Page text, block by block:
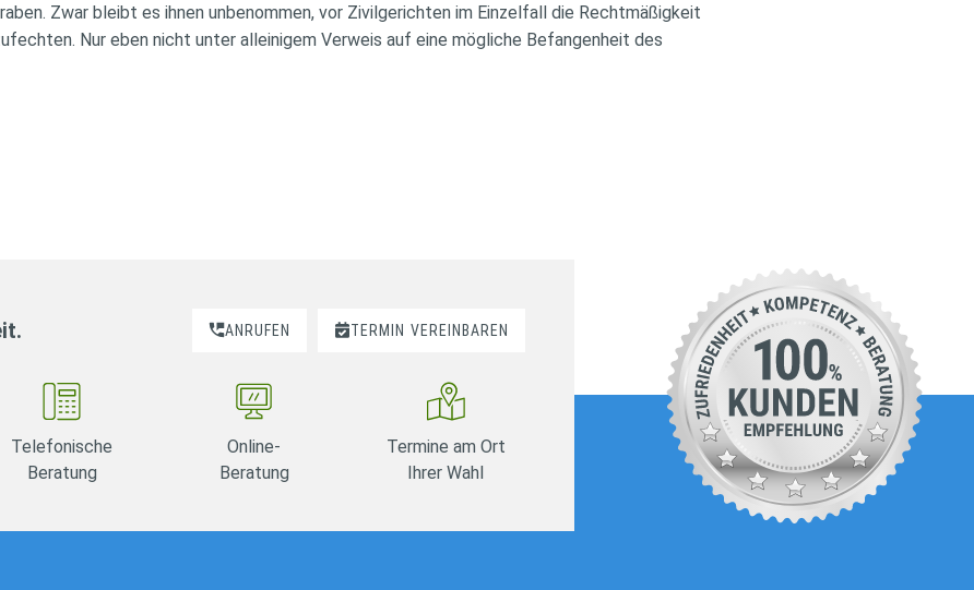
Zwar bleibt es ihnen unbenommen, vor Zivilgerichten im Einzelfall die Rechtmäßigkeit
Nur eben nicht unter alleinigem Verweis auf eine mögliche Befangenheit des
ANRUFEN TERMIN VEREINBAREN
Telefonische
Beratung
Online-
Beratung
Termine am Ort
Ihrer Wahl